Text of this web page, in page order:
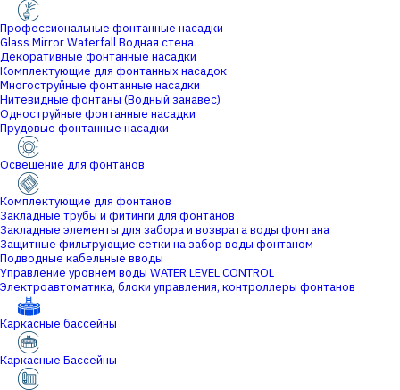
Профессиональные фонтанные насадки
Glass Mirror Waterfall Водная стена
Декоративные фонтанные насадки
Комплектующие для фонтанных насадок
Многоструйные фонтанные насадки
Нитевидные фонтаны (Водный занавес)
Одноструйные фонтанные насадки
Прудовые фонтанные насадки
Освещение для фонтанов
Комплектующие для фонтанов
Закладные трубы и фитинги для фонтанов
Закладные элементы для забора и возврата воды фонтана
Защитные фильтрующие сетки на забор воды фонтаном
Подводные кабельные вводы
Управление уровнем воды WATER LEVEL CONTROL
Электроавтоматика, блоки управления, контроллеры фонтанов
Каркасные бассейны
Каркасные Бассейны